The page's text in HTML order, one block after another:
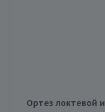
Ортез локтевой